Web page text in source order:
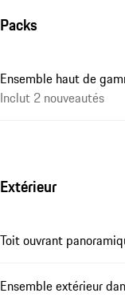
Packs
Ensemble haut de
Inclut 2 nouveautés
Extérieur
Toit ouvrant
Ensemble extérieur